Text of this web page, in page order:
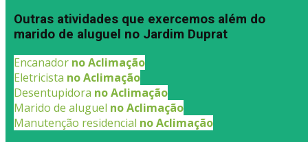
Outras atividades que exercemos além do
marido de aluguel no Jardim Duprat
Encanador no Aclimação
Eletricista no Aclimação
Desentupidora no Aclimação
Marido de aluguel no Aclimação
Manutenção residencial no Aclimação